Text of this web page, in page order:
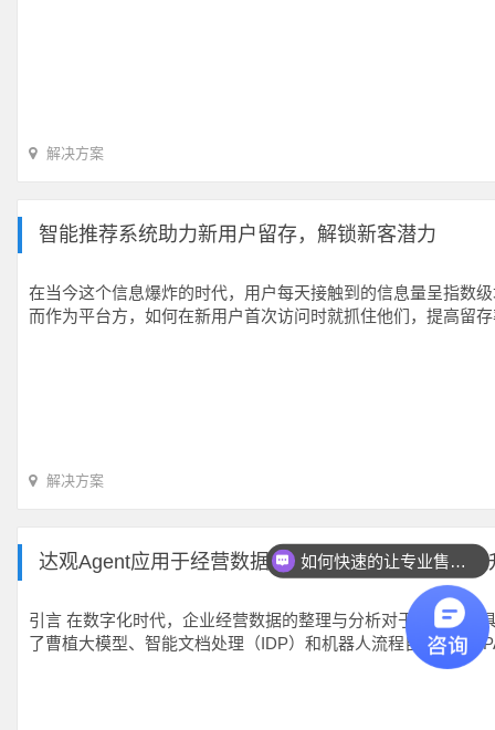
解决方案
智能推荐系统助力新用户留存，解锁新客潜力
在当今这个信息爆炸的时代，用户每天接触到的信息量呈指数
而作为平台方，如何在新用户首次访问时就抓住他们，提高留
解决方案
达观Agent应用于经营数据整理，让数据处理效率提
引言 在数字化时代，企业经营数据的整理与分析对于企业决策
了曹植大模型、智能文档处理（IDP）和机器人流程自动化（